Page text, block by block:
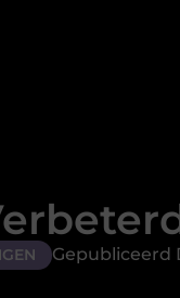
Gepubliceerd